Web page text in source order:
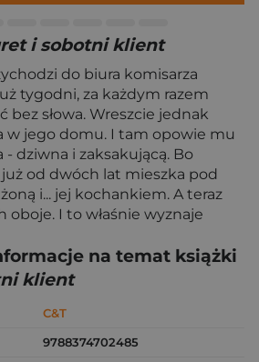
i sobotni klient
do biura komisarza
tygodni, za każdym razem
bez słowa. Wreszcie jednak
w jego domu. I tam opowie mu
- dziwna i zaksakującą. Bo
od dwóch lat mieszka pod
i... jej kochankiem. A teraz
oboje. I to właśnie wyznaje
na temat książki
klient
C&T
9788374702485